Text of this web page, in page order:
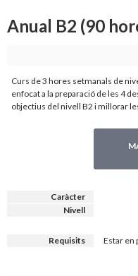
Anual B2 (90
Curs de 3 hores setmanals de
enfocat a la preparació de les 4
objectius del nivell B2 i millorar
Caràcter
Nivell
Requisits Estar en